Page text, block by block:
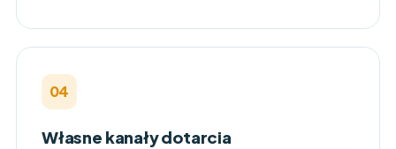
04
Własne kanały dotarcia